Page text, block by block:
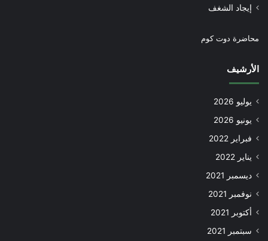
إيجاد الشغف
محاضرة دوت كوم
الأرشيف
يوليو 2026
يونيو 2026
فبراير 2022
يناير 2022
ديسمبر 2021
نوفمبر 2021
أكتوبر 2021
سبتمبر 2021